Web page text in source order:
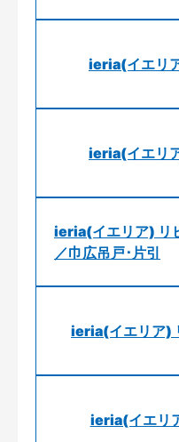
ieria(イエリ
ieria(イエリ
ieria(イエリア) リ
／巾広吊戸･片引
ieria(イエリア)
ieria(イエリ